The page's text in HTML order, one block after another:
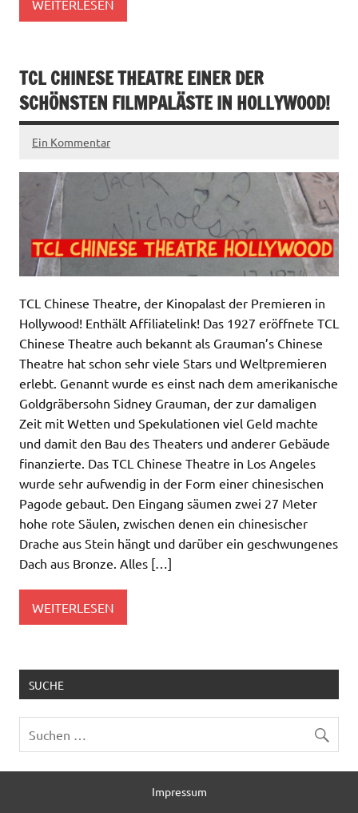
WEITERLESEN
TCL CHINESE THEATRE EINER DER
SCHÖNSTEN FILMPALÄSTE IN HOLLYWOOD!
Ein Kommentar
TCL Chinese Theatre, der Kinopalast der Premieren in
Hollywood! Enthält Affiliatelink! Das 1927 eröffnete TCL
Chinese Theatre auch bekannt als Grauman’s Chinese
Theatre hat schon sehr viele Stars und Weltpremieren
erlebt. Genannt wurde es einst nach dem amerikanische
Goldgräbersohn Sidney Grauman, der zur damaligen
Zeit mit Wetten und Spekulationen viel Geld machte
und damit den Bau des Theaters und anderer Gebäude
finanzierte. Das TCL Chinese Theatre in Los Angeles
wurde sehr aufwendig in der Form einer chinesischen
Pagode gebaut. Den Eingang säumen zwei 27 Meter
hohe rote Säulen, zwischen denen ein chinesischer
Drache aus Stein hängt und darüber ein geschwungenes
Dach aus Bronze. Alles […]
WEITERLESEN
SUCHE
Impressum